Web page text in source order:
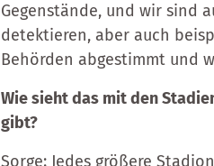
Gegenstände, und wir sind
detektieren, aber auch
Behörden abgestimmt und
Wie sieht das mit den
gibt?
Sorge: Jedes größere